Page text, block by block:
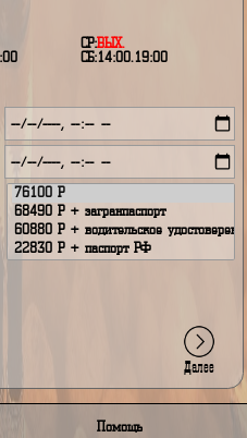
снаряжение - данные дни могут
выбраны только на период
СБ:14:00.19:00